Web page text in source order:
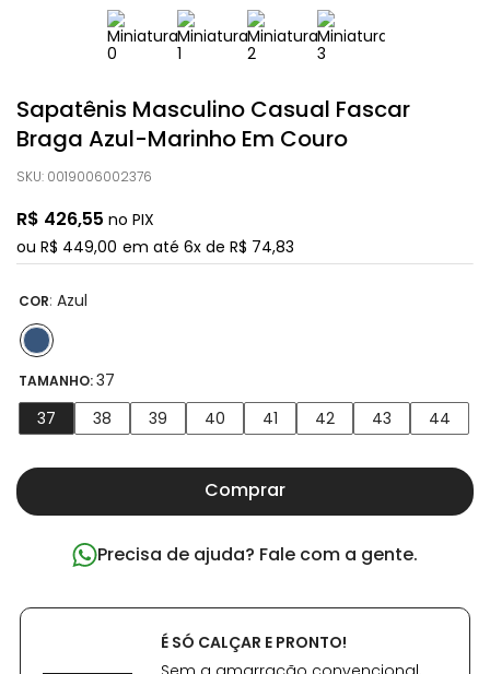
Sapatênis Masculino Casual Fascar
Braga Azul-Marinho Em Couro
SKU: 0019006002376
R$ 426,55 no PIX
ou R$ 449,00 em até 6x de R$ 74,83
COR: Azul
TAMANHO:37
37
38 39 40 41 42 43 44
Comprar
Precisa de ajuda? Fale com a gente.
É SÓ CALÇAR E PRONTO!